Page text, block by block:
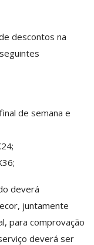
descontos na
de semana e
deverá
juntamente
para comprovação
deverá ser